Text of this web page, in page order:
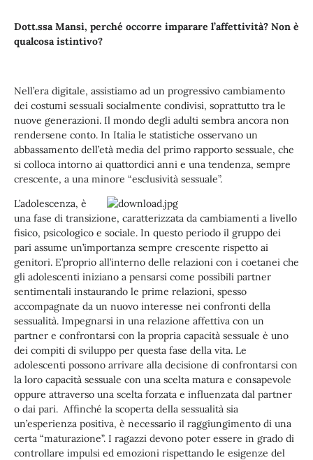
Dott.ssa Mansi, perché occorre imparare l’affettività? Non è
qualcosa istintivo?
Nell’era digitale, assistiamo ad un progressivo cambiamento
dei costumi sessuali socialmente condivisi, soprattutto tra le
nuove generazioni. Il mondo degli adulti sembra ancora non
rendersene conto. In Italia le statistiche osservano un
abbassamento dell’età media del primo rapporto sessuale, che
si colloca intorno ai quattordici anni e una tendenza, sempre
crescente, a una minore “esclusività sessuale”.
L’adolescenza, è
una fase di transizione, caratterizzata da cambiamenti a livello
fisico, psicologico e sociale. In questo periodo il gruppo dei
pari assume un’importanza sempre crescente rispetto ai
genitori. E’proprio all’interno delle relazioni con i coetanei che
gli adolescenti iniziano a pensarsi come possibili partner
sentimentali instaurando le prime relazioni, spesso
accompagnate da un nuovo interesse nei confronti della
sessualità. Impegnarsi in una relazione affettiva con un
partner e confrontarsi con la propria capacità sessuale è uno
dei compiti di sviluppo per questa fase della vita. Le
adolescenti possono arrivare alla decisione di confrontarsi con
la loro capacità sessuale con una scelta matura e consapevole
oppure attraverso una scelta forzata e influenzata dal partner
o dai pari. Affinché la scoperta della sessualità sia
un’esperienza positiva, è necessario il raggiungimento di una
certa “maturazione”. I ragazzi devono poter essere in grado di
controllare impulsi ed emozioni rispettando le esigenze del